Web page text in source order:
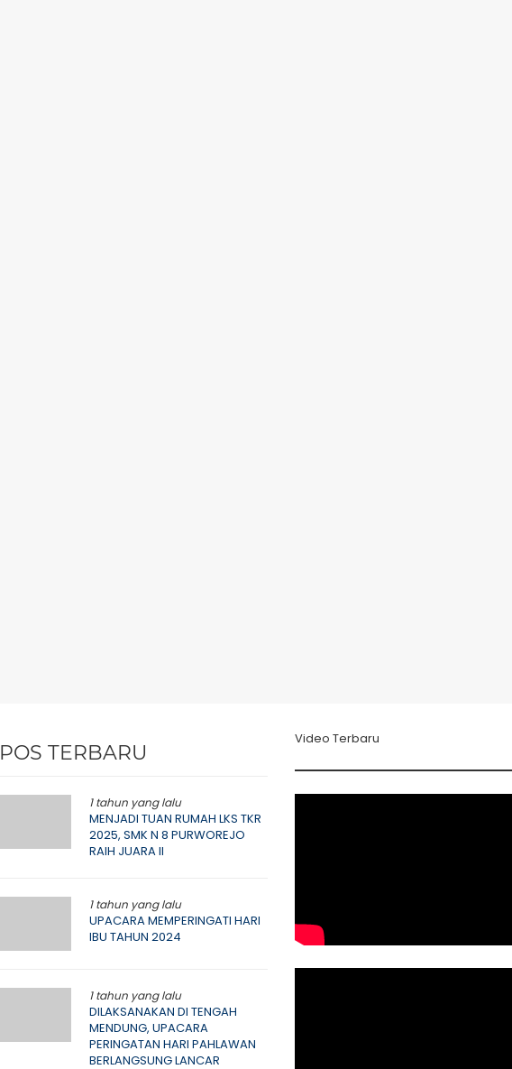
POS TERBARU
1 tahun yang lalu
MENJADI TUAN RUMAH LKS TKR
2025, SMK N 8 PURWOREJO
RAIH JUARA II
1 tahun yang lalu
UPACARA MEMPERINGATI HARI
IBU TAHUN 2024
1 tahun yang lalu
DILAKSANAKAN DI TENGAH
MENDUNG, UPACARA
PERINGATAN HARI PAHLAWAN
BERLANGSUNG LANCAR
Video Terbaru